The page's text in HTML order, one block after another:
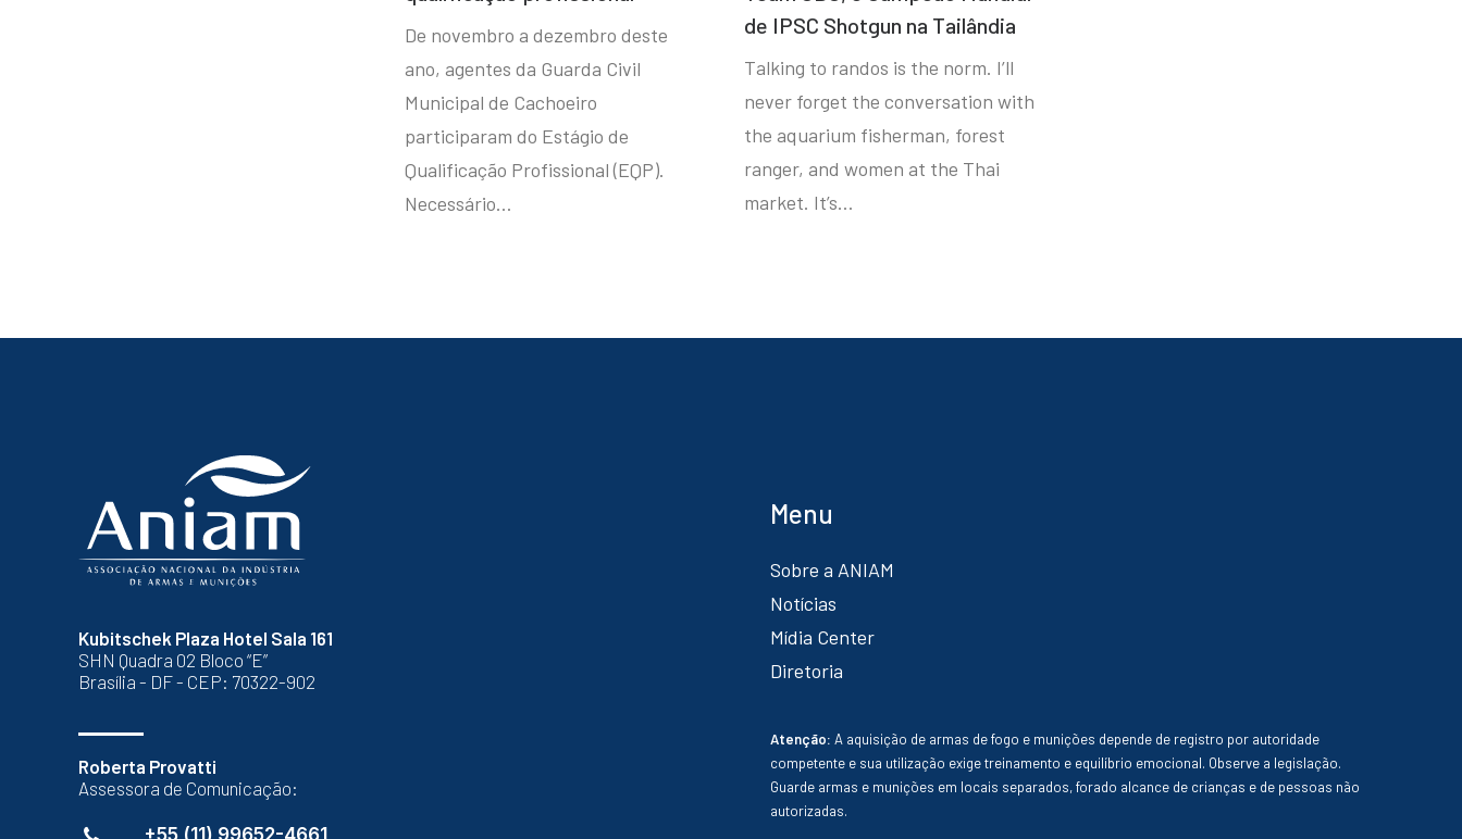
De novembro a dezembro deste
ano, agentes da Guarda Civil
Municipal de Cachoeiro
participaram do Estágio de
Qualificação Profissional (EQP).
Necessário…
de IPSC Shotgun na Tailândia
Talking to randos is the norm. I’ll
never forget the conversation with
the aquarium fisherman, forest
ranger, and women at the Thai
market. It’s…
Kubitschek Plaza Hotel Sala 161
SHN Quadra 02 Bloco “E”
Brasília - DF - CEP: 70322-902
Roberta Provatti
Assessora de Comunicação:
+55 (11) 99652-4661
Menu
Sobre a ANIAM
Notícias
Mídia Center
Diretoria
Atenção: A aquisição de armas de fogo e munições depende de registro por autoridade
competente e sua utilização exige treinamento e equilíbrio emocional. Observe a legislação.
Guarde armas e munições em locais separados, forado alcance de crianças e de pessoas não
autorizadas.